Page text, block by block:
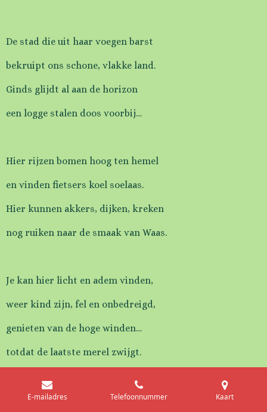
De stad die uit haar voegen barst
bekruipt ons schone, vlakke land.
Ginds glijdt al aan de horizon
een logge stalen doos voorbij…
Hier rijzen bomen hoog ten hemel
en vinden fietsers koel soelaas.
Hier kunnen akkers, dijken, kreken
nog ruiken naar de smaak van Waas.
Je kan hier licht en adem vinden,
weer kind zijn, fel en onbedreigd,
genieten van de hoge winden…
totdat de laatste merel zwijgt.
Geheimpje
E-mailadres Telefoonnummer Kaart